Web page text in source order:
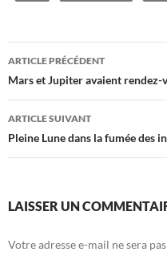
Navigation
des
articles
ARTICLE PRÉCÉDENT
Mars et Jupiter avaient rendez-
ARTICLE SUIVANT
Pleine Lune dans la fumée des
LAISSER UN
Votre adresse e-mail ne sera